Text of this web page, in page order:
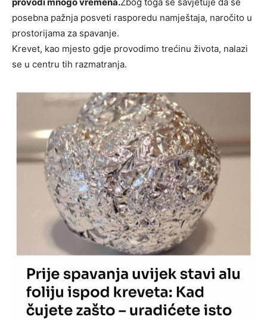
posebna pažnja posveti rasporedu namještaja, naročito u
prostorijama za spavanje.
Krevet, kao mjesto gdje provodimo trećinu života, nalazi
se u centru tih razmatranja.